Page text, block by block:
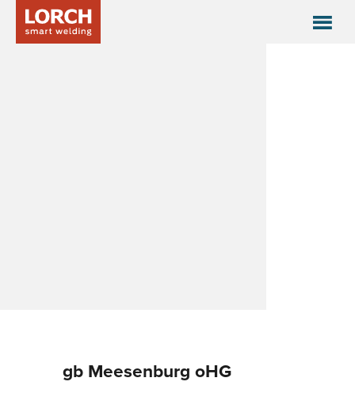
gb Meesenburg oHG